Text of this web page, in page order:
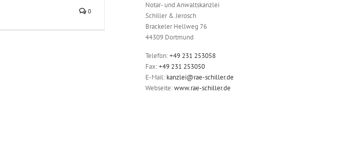
0
Notar- und Anwaltskanzlei
Schiller & Jerosch
Brackeler Hellweg 76
44309 Dortmund
Telefon:+49 231 253058
Fax:+49 231 253050
E-Mail: kanzlei@rae-schiller.de
Webseite:www.rae-schiller.de